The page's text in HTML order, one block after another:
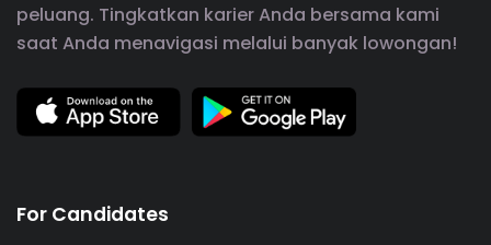
peluang. Tingkatkan karier Anda bersama kami
saat Anda menavigasi melalui banyak lowongan!
For Candidates